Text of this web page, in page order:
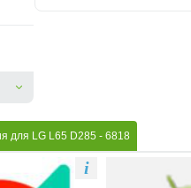
для LG L65 D285 - 6818
i